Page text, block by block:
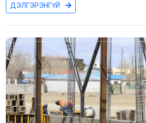
ДЭЛГЭРЭНГҮЙ